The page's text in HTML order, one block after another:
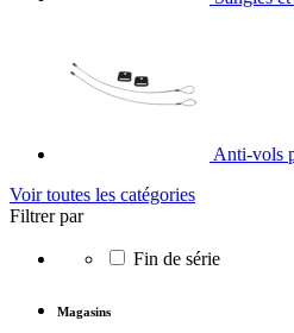
Anti-vols
Voir toutes les catégories
Filtrer par
Fin de série
Magasins